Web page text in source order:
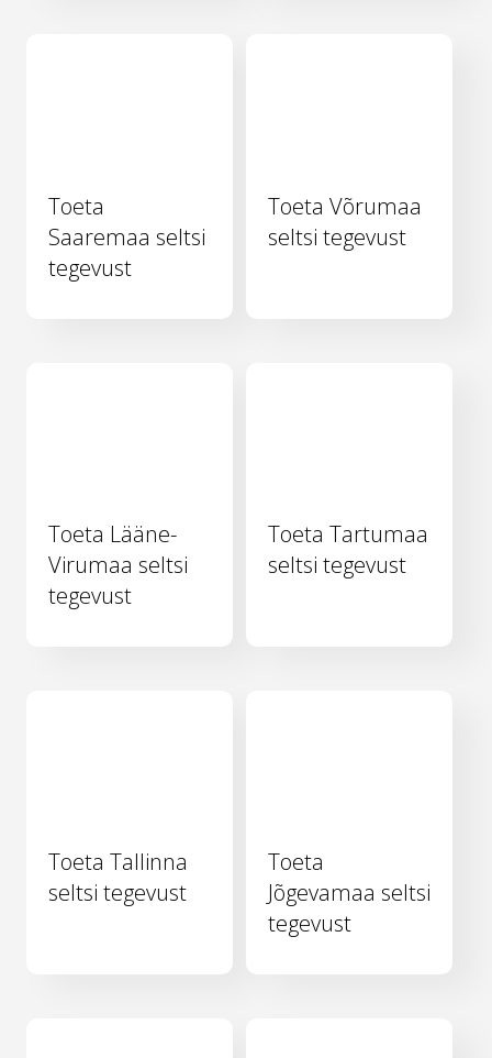
Toeta
Saaremaa seltsi
tegevust
Toeta Võrumaa
seltsi tegevust
Toeta Lääne-
Virumaa seltsi
tegevust
Toeta Tartumaa
seltsi tegevust
Toeta Tallinna
seltsi tegevust
Toeta
Jõgevamaa seltsi
tegevust